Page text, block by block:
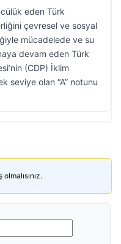
eden Türk
çevresel ve sosyal
mücadelede ve su
devam eden Türk
(CDP) İklim
seviye olan “A” notunu